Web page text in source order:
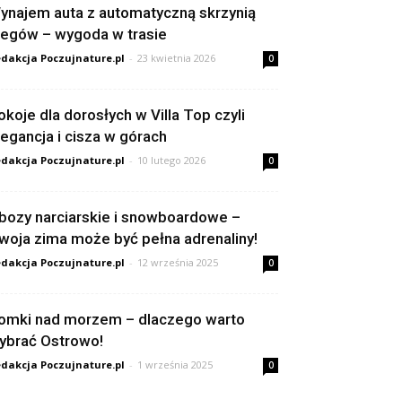
auta z automatyczną skrzynią
– wygoda w trasie
Poczujnature.pl - 23 kwietnia 2026 0
dla dorosłych w Villa Top czyli
i cisza w górach
Poczujnature.pl - 10 lutego 2026 0
narciarskie i snowboardowe –
zima może być pełna adrenaliny!
Poczujnature.pl - 12 września 2025 0
nad morzem – dlaczego warto
Ostrowo!
Poczujnature.pl - 1 września 2025 0